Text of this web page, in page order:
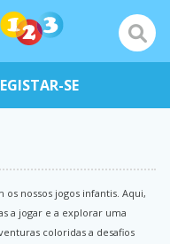
SE
nossos jogos infantis. Aqui,
a jogar e a explorar uma
coloridas a desafios